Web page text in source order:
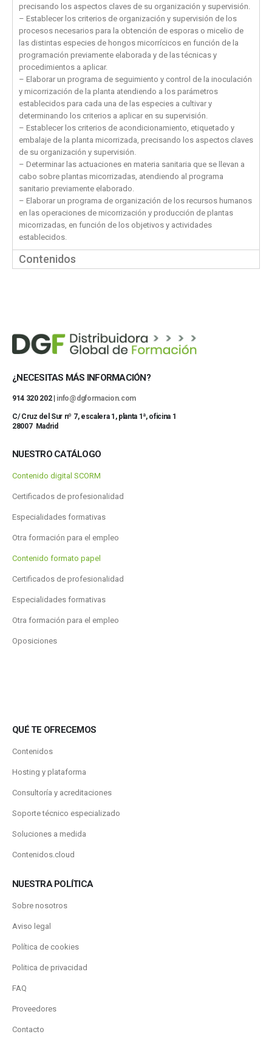
precisando los aspectos claves de su organización y supervisión.
– Establecer los criterios de organización y supervisión de los
procesos necesarios para la obtención de esporas o micelio de
las distintas especies de hongos micorrícicos en función de la
programación previamente elaborada y de las técnicas y
procedimientos a aplicar.
– Elaborar un programa de seguimiento y control de la inoculación
y micorrización de la planta atendiendo a los parámetros
establecidos para cada una de las especies a cultivar y
determinando los criterios a aplicar en su supervisión.
– Establecer los criterios de acondicionamiento, etiquetado y
embalaje de la planta micorrizada, precisando los aspectos claves
de su organización y supervisión.
– Determinar las actuaciones en materia sanitaria que se llevan a
cabo sobre plantas micorrizadas, atendiendo al programa
sanitario previamente elaborado.
– Elaborar un programa de organización de los recursos humanos
en las operaciones de micorrización y producción de plantas
micorrizadas, en función de los objetivos y actividades
establecidos.
Contenidos
¿NECESITAS MÁS INFORMACIÓN?
914 320 202 | info@dgformacion.com
C/ Cruz del Sur nº 7, escalera 1, planta 1ª, oficina 1
28007 Madrid
NUESTRO CATÁLOGO
Contenido digital SCORM
Certificados de profesionalidad
Especialidades formativas
Otra formación para el empleo
Contenido formato papel
Certificados de profesionalidad
Especialidades formativas
Otra formación para el empleo
Oposiciones
QUÉ TE OFRECEMOS
Contenidos
Hosting y plataforma
Consultoría y acreditaciones
Soporte técnico especializado
Soluciones a medida
Contenidos.cloud
NUESTRA POLÍTICA
Sobre nosotros
Aviso legal
Política de cookies
Politica de privacidad
FAQ
Proveedores
Contacto